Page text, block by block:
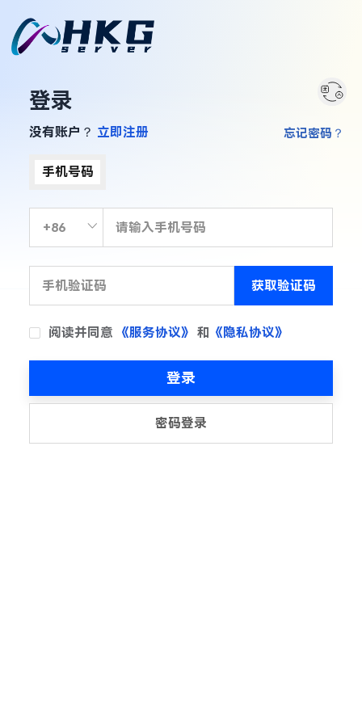
登录
没有账户？ 立即注册
手机号码
获取验证码
阅读并同意 《服务协议》 和 《隐私协议》
忘记密码？
登录
密码登录